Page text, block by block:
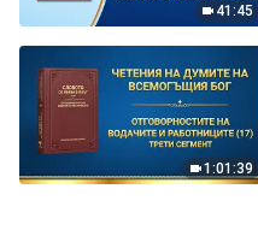
41:45
1:01:39